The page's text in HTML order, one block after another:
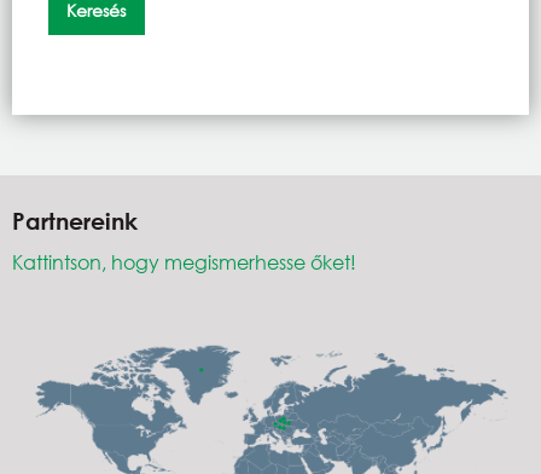
Partnereink
Kattintson, hogy megismerhesse őket!